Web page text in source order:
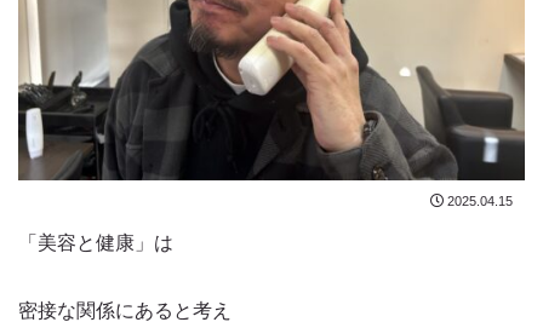
2025.04.15
「美容と健康」は
密接な関係にあると考え